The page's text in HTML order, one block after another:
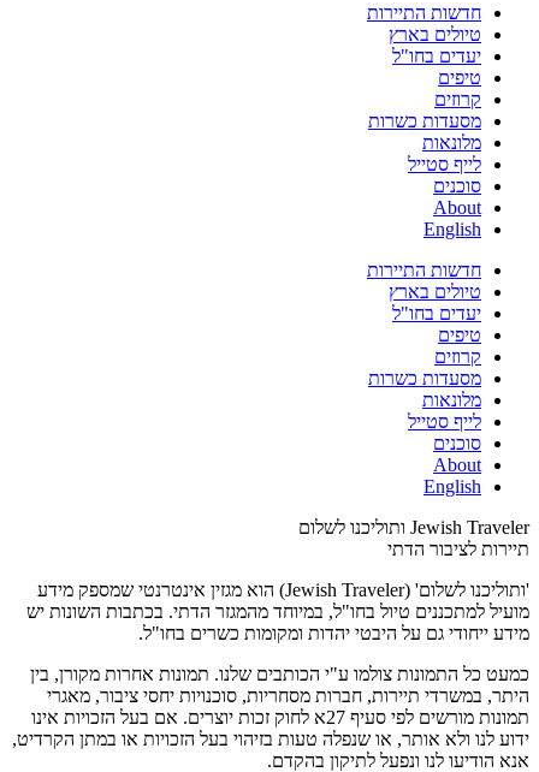
חדשות התיירות
טיולים בארץ
יעדים בחו"ל
טיפים
קרוזים
מסעדות כשרות
מלונאות
לייף סטייל
סוכנים
About
English
חדשות התיירות
טיולים בארץ
יעדים בחו"ל
טיפים
קרוזים
מסעדות כשרות
מלונאות
לייף סטייל
סוכנים
About
English
Jewish Traveler ותוליכנו לשלום
תיירות לציבור הדתי
'ותוליכנו לשלום' (Jewish Traveler) הוא מגזין אינטרנטי שמספק מידע
מועיל למתכננים טיול בחו"ל, במיוחד מהמגזר הדתי. בכתבות השונות יש
מידע ייחודי גם על היבטי יהדות ומקומות כשרים בחו"ל.
כמעט כל התמונות צולמו ע"י הכותבים שלנו. תמונות אחרות מקורן, בין
היתר, במשרדי תיירות, חברות מסחריות, סוכנויות יחסי ציבור, מאגרי
תמונות מורשים לפי סעיף 27א לחוק זכות יוצרים. אם בעל הזכויות אינו
ידוע לנו ולא אותר, או שנפלה טעות בזיהוי בעל הזכויות או במתן הקרדיט,
אנא הודיעו לנו ונפעל לתיקון בהקדם.